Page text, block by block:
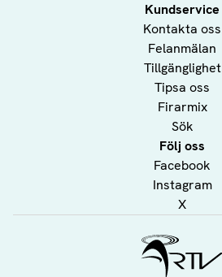
Kundservice
Kontakta oss
Felanmälan
Tillgänglighet
Tipsa oss
Firarmix
Sök
Följ oss
Facebook
Instagram
X